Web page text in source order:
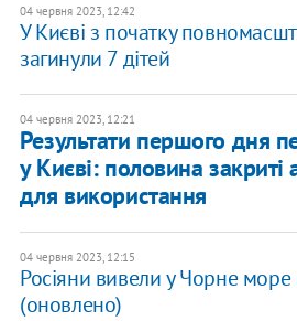
04 червня 2023, 12:42
У Києві з початку
загинули 7 дітей
04 червня 2023, 12:21
Результати першого дня
у Києві: половина закриті
для використання
04 червня 2023, 12:15
Росіяни вивели у Чорне
(оновлено)